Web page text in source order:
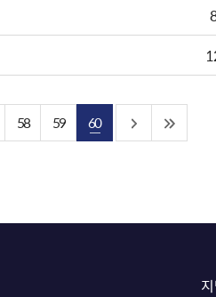
58 59 60